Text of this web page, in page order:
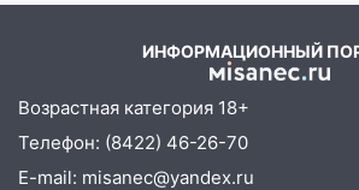
Соцсети: на
ДТП с мотоциклистом
20:22 Мошенники обманули
жительницу Ульяновской
ИНФОРМАЦИОННЫЙ
Возрастная категория 18+
Телефон: (8422) 46-26-70
E-mail: misanec@yandex.ru